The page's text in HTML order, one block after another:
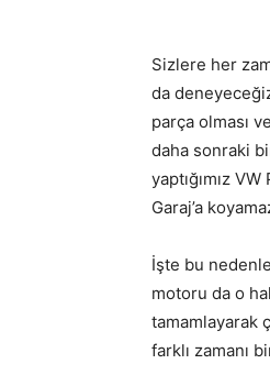
Sizlere her
da
parça olması
daha sonraki
yaptığımız
Garaj’a
İşte bu
motoru da o
tamamlayarak
farklı zamanı